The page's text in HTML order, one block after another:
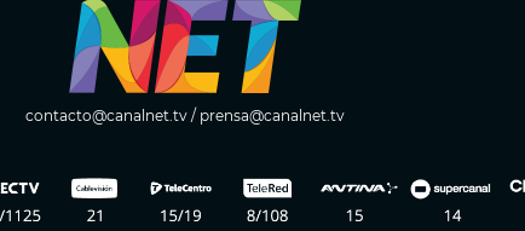
contacto@canalnet.tv/ prensa@canalnet.tv